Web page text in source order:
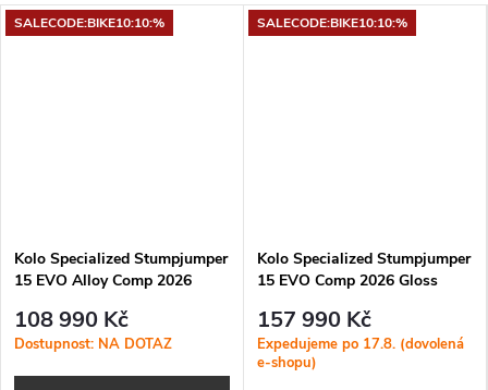
SALECODE:BIKE10:10:%
Kolo Specialized Stumpjumper
15 EVO Alloy Comp 2026
108 990 Kč
Dostupnost: NA DOTAZ
SALECODE:BIKE10:10:%
Kolo Specialized Stumpjumper
15 EVO Comp 2026 Gloss
157 990 Kč
Expedujeme po 17.8. (dovolená
e-shopu)